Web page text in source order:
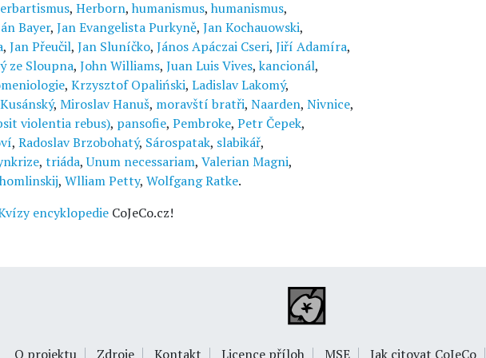
, Herborn, humanismus, humanismus,
Bayer, Jan Evangelista Purkyně, Jan Kochauowski,
, Jan Přeučil, Jan Sluníčko, János Apáczai Cseri, Jiří Adamíra,
ze Sloupna, John Williams, Juan Luis Vives,kancionál,
, Krzysztof Opaliński, Ladislav Lakomý,
, Miroslav Hanuš, moravští bratři, Naarden, Nivnice,
violentia rebus), pansofie, Pembroke, Petr Čepek,
, Radoslav Brzobohatý, Sárospatak, slabikář,
, triáda,Unum necessariam, Valerian Magni,
, Wlliam Petty, Wolfgang Ratke.
encyklopedie CoJeCo.cz!
O projektu Zdroje Kontakt Licence příloh MSE Jak citovat CoJeCo